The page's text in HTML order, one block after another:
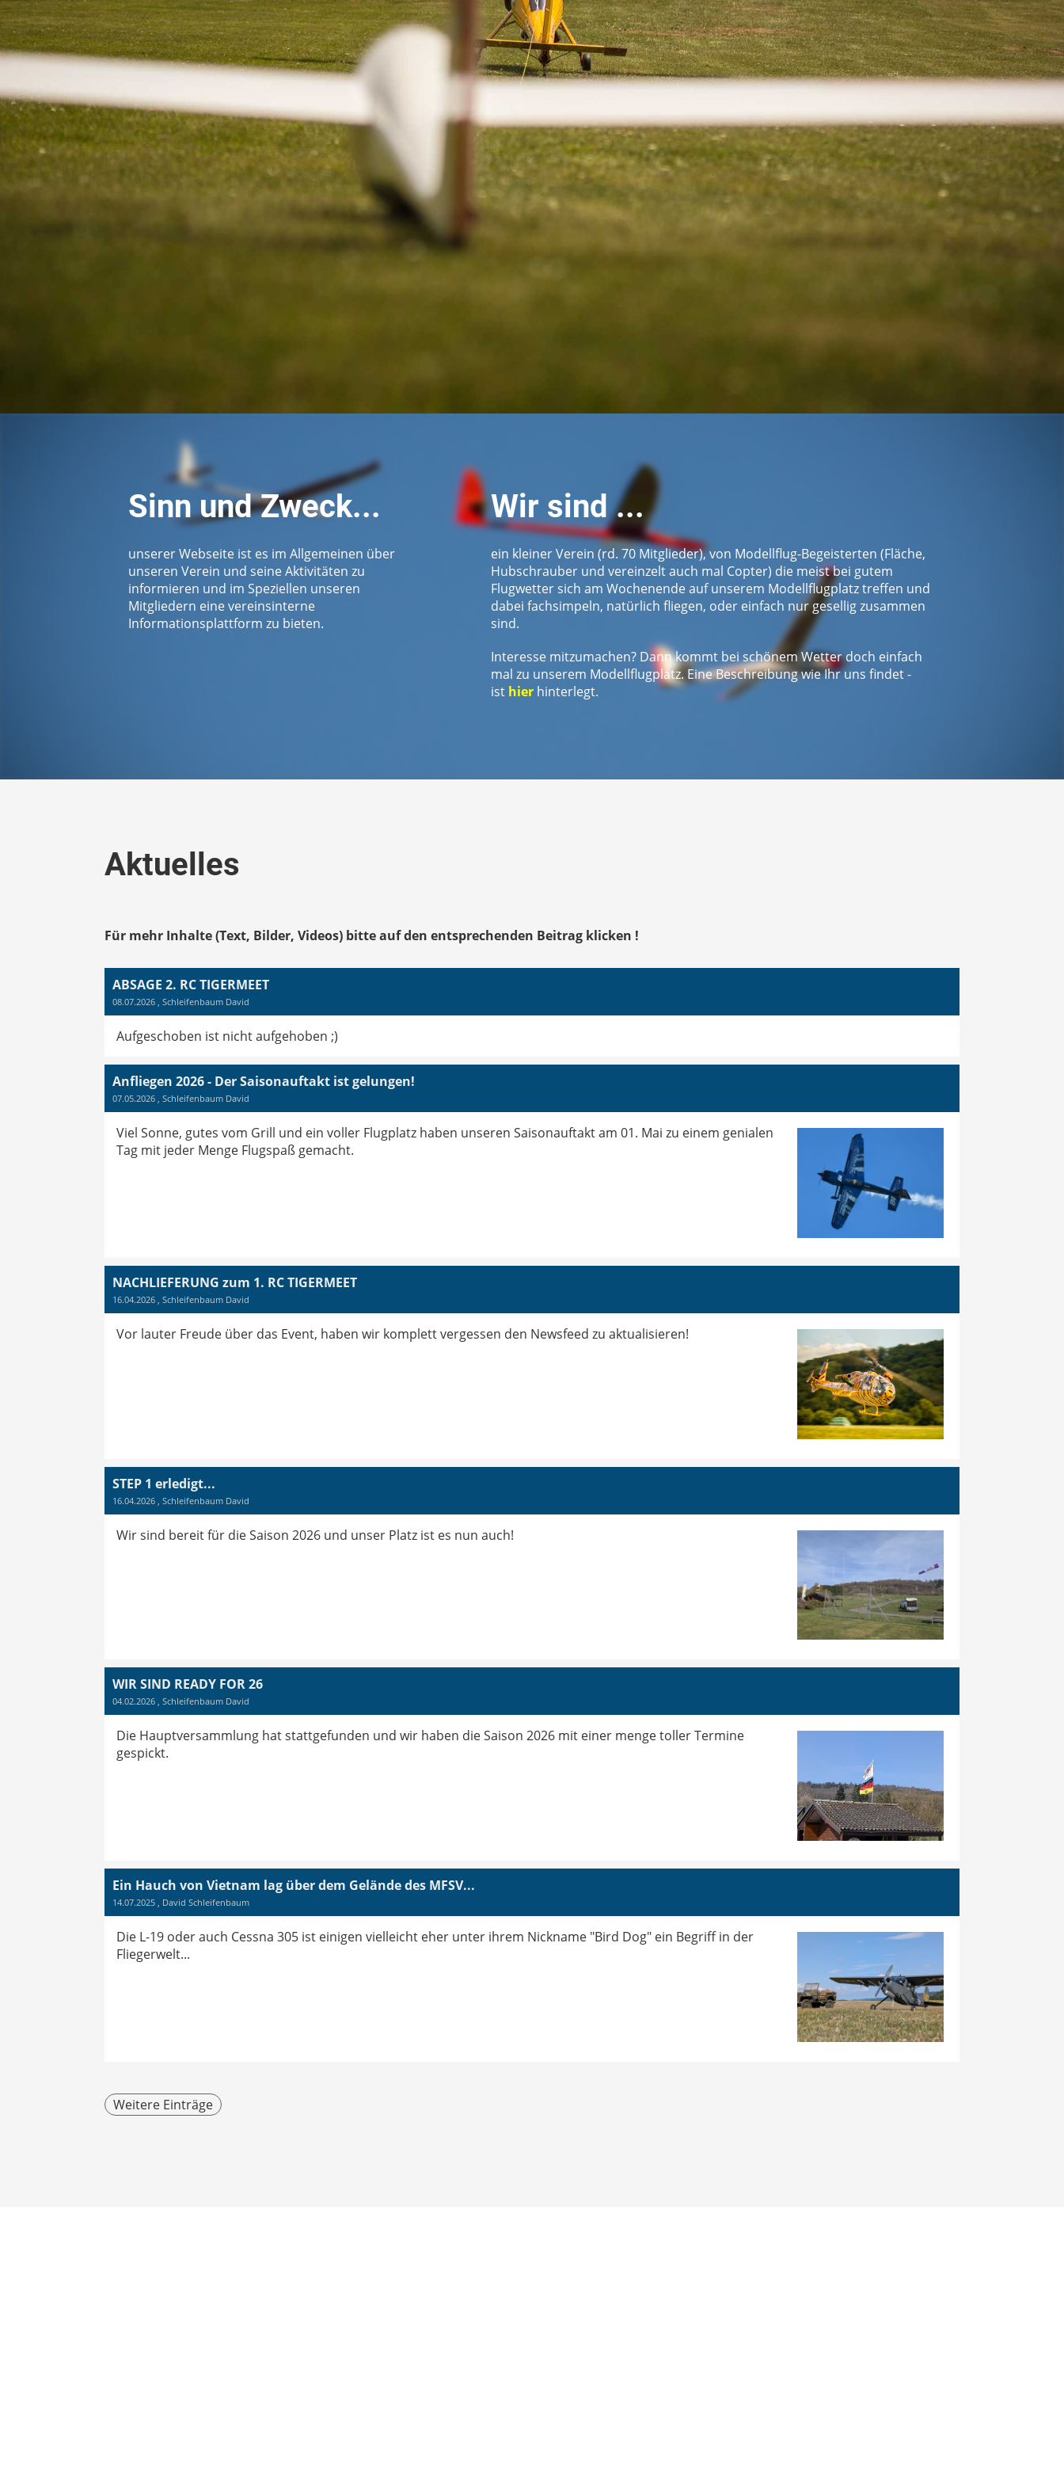
Sinn und Zweck...
unserer Webseite ist es im Allgemeinen über
unseren Verein und seine Aktivitäten zu
informieren und im Speziellen unseren
Mitgliedern eine vereinsinterne
Informationsplattform zu bieten.
Wir sind ...
ein kleiner Verein (rd. 70 Mitglieder), von Modellflug-Begeisterten (Fläche,
Hubschrauber und vereinzelt auch mal Copter) die meist bei gutem
Flugwetter sich am Wochenende auf unserem Modellflugplatz treffen und
dabei fachsimpeln, natürlich fliegen, oder einfach nur gesellig zusammen
sind.
Interesse mitzumachen? Dann kommt bei schönem Wetter doch einfach
mal zu unserem Modellflugplatz. Eine Beschreibung wie Ihr uns findet -
ist hier hinterlegt.
Aktuelles
Für mehr Inhalte (Text, Bilder, Videos) bitte auf den entsprechenden Beitrag klicken !
ABSAGE 2. RC TIGERMEET
08.07.2026 , Schleifenbaum David
Aufgeschoben ist nicht aufgehoben ;)
Anfliegen 2026 - Der Saisonauftakt ist gelungen!
07.05.2026 , Schleifenbaum David
Viel Sonne, gutes vom Grill und ein voller Flugplatz haben unseren Saisonauftakt am 01. Mai zu einem genialen
Tag mit jeder Menge Flugspaß gemacht.
NACHLIEFERUNG zum 1. RC TIGERMEET
16.04.2026 , Schleifenbaum David
Vor lauter Freude über das Event, haben wir komplett vergessen den Newsfeed zu aktualisieren!
STEP 1 erledigt...
16.04.2026 , Schleifenbaum David
Wir sind bereit für die Saison 2026 und unser Platz ist es nun auch!
WIR SIND READY FOR 26
04.02.2026 , Schleifenbaum David
Die Hauptversammlung hat stattgefunden und wir haben die Saison 2026 mit einer menge toller Termine
gespickt.
Ein Hauch von Vietnam lag über dem Gelände des MFSV...
14.07.2025 , David Schleifenbaum
Die L-19 oder auch Cessna 305 ist einigen vielleicht eher unter ihrem Nickname "Bird Dog" ein Begriff in der
Fliegerwelt...
Weitere Einträge